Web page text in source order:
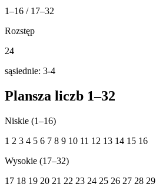
1–16 / 17–32
Rozstęp
24
sąsiednie: 3-4
Plansza liczb 1–32
Niskie (1–16)
1 2 3 4 5 6 7 8 9 10 11 12 13 14 15 16
Wysokie (17–32)
17 18 19 20 21 22 23 24 25 26 27 28 29